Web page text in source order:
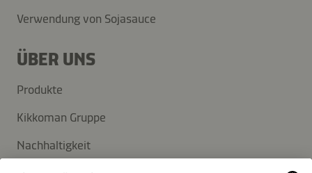
Verwendung von Sojasauce
ÜBER UNS
Produkte
Kikkoman Gruppe
Nachhaltigkeit